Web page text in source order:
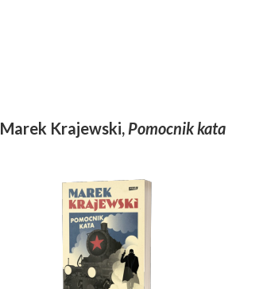
Marek Krajewski, Pomocnik kata